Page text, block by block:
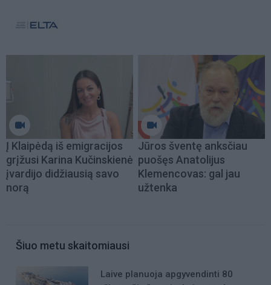
Į Klaipėdą iš emigracijos
grįžusi Karina Kučinskienė
įvardijo didžiausią savo
norą
Jūros šventę anksčiau
puošęs Anatolijus
Klemencovas: gal jau
užtenka
Šiuo metu skaitomiausi
Laive planuoja apgyvendinti 80